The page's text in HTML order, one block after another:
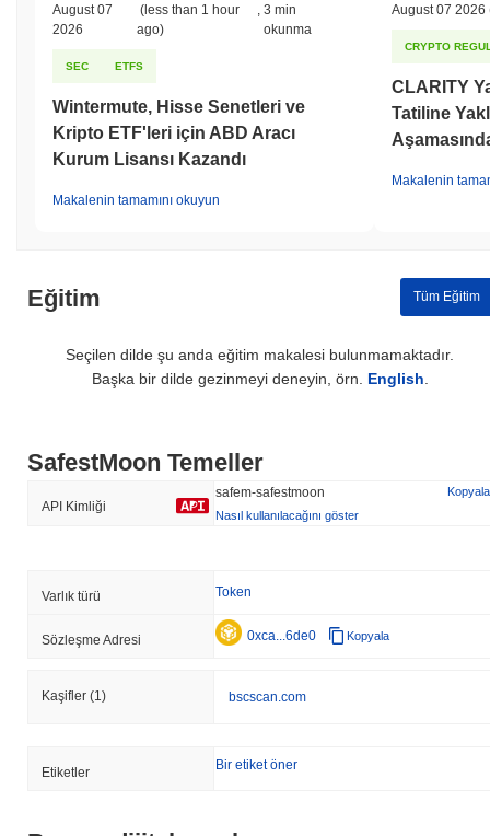
August 07
2026
(less than 1 hour
ago)
3 min
okunma
SEC ETFS
Wintermute, Hisse Senetleri ve
Kripto ETF'leri için ABD Aracı
Kurum Lisansı Kazandı
Makalenin tamamını okuyun
August 07 2026
CRYPTO
CLARITY
Tatiline
Makalenin
Eğitim Tüm Eğitim
Seçilen dilde şu anda eğitim makalesi bulunmamaktadır.
Başka bir dilde gezinmeyi deneyin, örn. English
SafestMoon Temeller
API Kimliği
safem-safestmoon
Kopyala
Nasıl kullanılacağını göster
Varlık türü Token
Sözleşme Adresi 0xca...6de0 Kopyala
Kaşifler (1) bscscan.com
Etiketler Bir etiket öner